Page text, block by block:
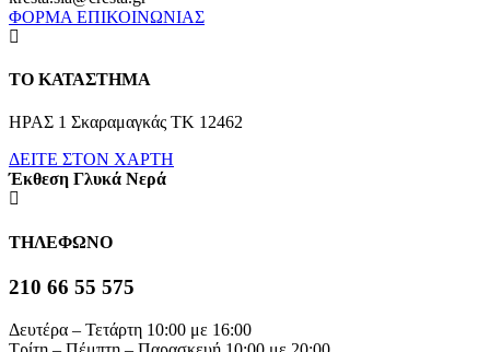
ΦΟΡΜΑ ΕΠΙΚΟΙΝΩΝΙΑΣ
ΤΟ ΚΑΤΑΣΤΗΜΑ
ΗΡΑΣ 1 Σκαραμαγκάς ΤΚ 12462
ΔΕΙΤΕ ΣΤΟΝ ΧΑΡΤΗ
Έκθεση Γλυκά Νερά
ΤΗΛΕΦΩΝΟ
210 66 55 575
Δευτέρα – Τετάρτη 10:00 με 16:00